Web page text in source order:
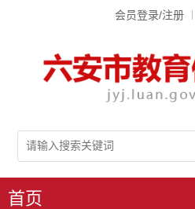
会员登录/注册
首页